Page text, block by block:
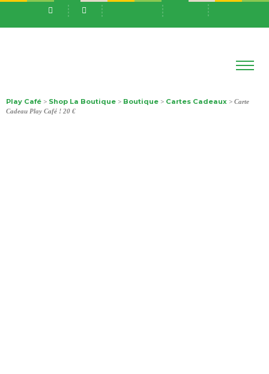
Play Café > Shop La Boutique > Boutique > Cartes Cadeaux > Carte
Cadeau Play Café ! 20 €